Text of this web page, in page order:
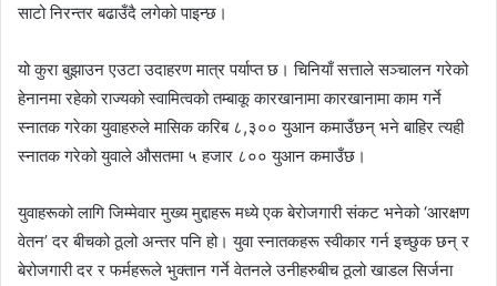
साटो निरन्तर बढाउँदै लगेको पाइन्छ।
यो कुरा बुझाउन एउटा उदाहरण मात्र पर्याप्त छ। चिनियाँ सत्ताले सञ्‍चालन गरेको
हेनानमा रहेको राज्यको स्वामित्वको तम्बाकू कारखानामा कारखानामा काम गर्ने
स्‍नातक गरेका युवाहरुले मासिक करिब ८,३०० युआन कमाउँछन् भने बाहिर त्यही
स्‍नातक गरेको युवाले औसतमा ५ हजार ८०० युआन कमाउँछ।
युवाहरूको लागि जिम्मेवार मुख्य मुद्दाहरू मध्ये एक बेरोजगारी संकट भनेको ‘आरक्षण
वेतन’ दर बीचको ठूलो अन्तर पनि हो। युवा स्नातकहरू स्वीकार गर्न इच्छुक छन् र
बेरोजगारी दर र फर्महरूले भुक्तान गर्ने वेतनले उनीहरुबीच ठूलो खाडल सिर्जना